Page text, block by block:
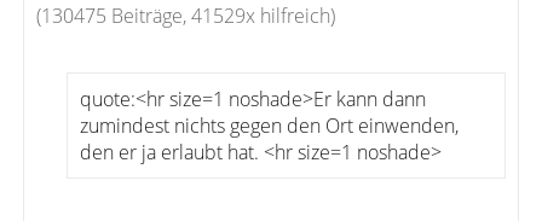
(130475 Beiträge, 41529x hilfreich)
quote:<hr size=1 noshade>Er kann dann
zumindest nichts gegen den Ort einwenden,
den er ja erlaubt hat. <hr size=1 noshade>